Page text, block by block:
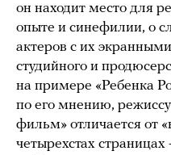
он находит место для
опыте и синефилии, о
актеров с их
студийного и
на примере «Ребенка
по его мнению,
фильм» отличается от
четырехстах